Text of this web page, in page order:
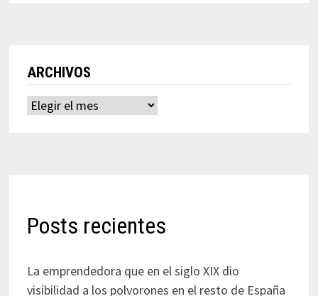
ARCHIVOS
Archivos
Posts recientes
La emprendedora que en el siglo XIX dio
visibilidad a los polvorones en el resto de España